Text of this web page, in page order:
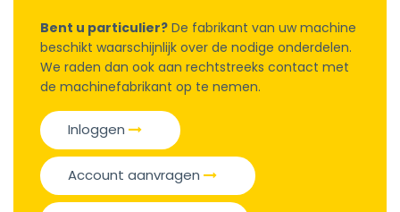
Bent u particulier? De fabrikant van uw machine
beschikt waarschijnlijk over de nodige onderdelen.
We raden dan ook aan rechtstreeks contact met
de machinefabrikant op te nemen.
Inloggen
Account aanvragen